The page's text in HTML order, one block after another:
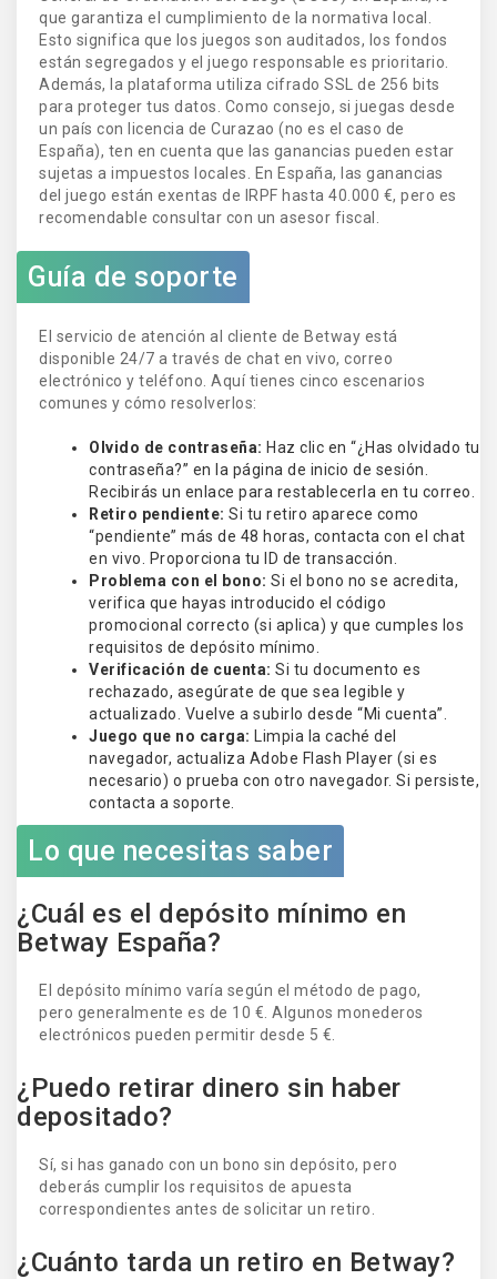
que garantiza el cumplimiento de la normativa local.
Esto significa que los juegos son auditados, los fondos
están segregados y el juego responsable es prioritario.
Además, la plataforma utiliza cifrado SSL de 256 bits
para proteger tus datos. Como consejo, si juegas desde
un país con licencia de Curazao (no es el caso de
España), ten en cuenta que las ganancias pueden estar
sujetas a impuestos locales. En España, las ganancias
del juego están exentas de IRPF hasta 40.000 €, pero es
recomendable consultar con un asesor fiscal.
Guía de soporte
El servicio de atención al cliente de Betway está
disponible 24/7 a través de chat en vivo, correo
electrónico y teléfono. Aquí tienes cinco escenarios
comunes y cómo resolverlos:
Olvido de contraseña: Haz clic en “¿Has olvidado tu
contraseña?” en la página de inicio de sesión.
Recibirás un enlace para restablecerla en tu correo.
Retiro pendiente: Si tu retiro aparece como
“pendiente” más de 48 horas, contacta con el chat
en vivo. Proporciona tu ID de transacción.
Problema con el bono: Si el bono no se acredita,
verifica que hayas introducido el código
promocional correcto (si aplica) y que cumples los
requisitos de depósito mínimo.
Verificación de cuenta: Si tu documento es
rechazado, asegúrate de que sea legible y
actualizado. Vuelve a subirlo desde “Mi cuenta”.
Juego que no carga: Limpia la caché del
navegador, actualiza Adobe Flash Player (si es
necesario) o prueba con otro navegador. Si persiste,
contacta a soporte.
Lo que necesitas saber
¿Cuál es el depósito mínimo en
Betway España?
El depósito mínimo varía según el método de pago,
pero generalmente es de 10 €. Algunos monederos
electrónicos pueden permitir desde 5 €.
¿Puedo retirar dinero sin haber
depositado?
Sí, si has ganado con un bono sin depósito, pero
deberás cumplir los requisitos de apuesta
correspondientes antes de solicitar un retiro.
¿Cuánto tarda un retiro en Betway?